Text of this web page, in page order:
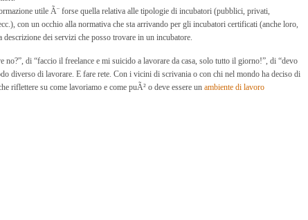
utile Ã¨ forse quella relativa alle tipologie di incubatori (pubblici, privati,
con un occhio alla normativa che sta arrivando per gli incubatori certificati (anche loro,
dei servizi che posso trovare in un incubatore.
di “faccio il freelance e mi suicido a lavorare da casa, solo tutto il giorno!”, di “devo
diverso di lavorare. E fare rete. Con i vicini di scrivania o con chi nel mondo ha deciso di
riflettere su come lavoriamo e come puÃ² o deve essere un ambiente di lavoro